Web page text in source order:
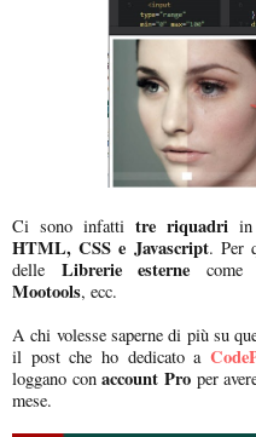
Ci sono infatti tre riquadriin
HTML, CSS e Javascript. Per
delle Librerie esterne come
Mootools, ecc.
A chi volesse saperne di più su
il post che ho dedicato a
loggano conaccount Pro per
mese.